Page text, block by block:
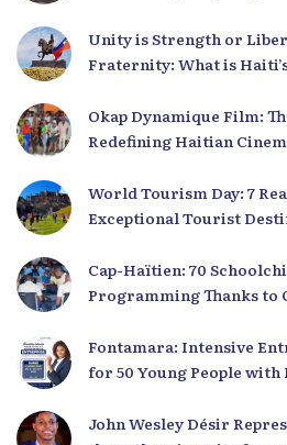
Unity is Strength or
Fraternity: What is
Okap Dynamique Film:
Redefining Haitian
World Tourism Day: 7
Exceptional Tourist
Cap-Haïtien: 70
Programming Thanks to
Fontamara: Intensive
for 50 Young People with
John Wesley Désir